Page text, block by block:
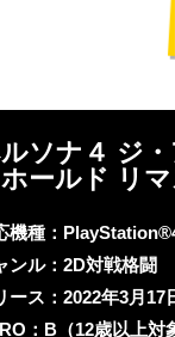
ソナ４ ジ
ールド リ
機種：
ンル：2D対戦格闘
ース：2022年3月17
：B（12歳以上対